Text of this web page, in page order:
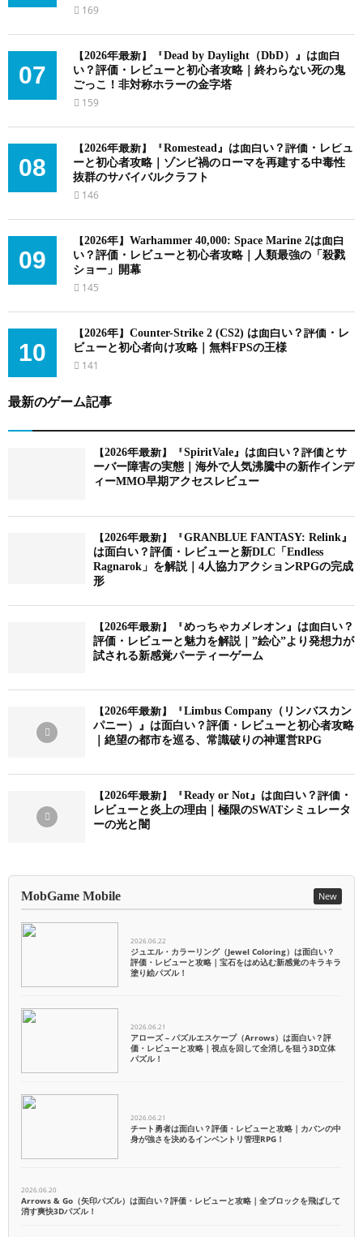
169
07
【2026年最新】『Dead by Daylight（DbD）』は面白
い？評価・レビューと初心者攻略｜終わらない死の鬼
ごっこ！非対称ホラーの金字塔
159
08
【2026年最新】『Romestead』は面白い？評価・レビュ
ーと初心者攻略｜ゾンビ禍のローマを再建する中毒性
抜群のサバイバルクラフト
146
09
【2026年】Warhammer 40,000: Space Marine 2は面白
い？評価・レビューと初心者攻略｜人類最強の「殺戮
ショー」開幕
145
10
【2026年】Counter-Strike 2 (CS2) は面白い？評価・レ
ビューと初心者向け攻略｜無料FPSの王様
141
最新のゲーム記事
【2026年最新】『SpiritVale』は面白い？評価とサ
ーバー障害の実態｜海外で人気沸騰中の新作インデ
ィーMMO早期アクセスレビュー
【2026年最新】『GRANBLUE FANTASY: Relink』
は面白い？評価・レビューと新DLC「Endless
Ragnarok」を解説｜4人協力アクションRPGの完成
形
【2026年最新】『めっちゃカメレオン』は面白い？
評価・レビューと魅力を解説｜”絵心”より発想力が
試される新感覚パーティーゲーム
【2026年最新】『Limbus Company（リンバスカン
パニー）』は面白い？評価・レビューと初心者攻略
｜絶望の都市を巡る、常識破りの神運営RPG
【2026年最新】『Ready or Not』は面白い？評価・
レビューと炎上の理由｜極限のSWATシミュレータ
ーの光と闇
MobGame Mobile New
2026.06.22
ジュエル・カラーリング（Jewel Coloring）は面白い？
評価・レビューと攻略｜宝石をはめ込む新感覚のキラキラ
塗り絵パズル！
2026.06.21
アローズ – パズルエスケープ（Arrows）は面白い？評
価・レビューと攻略｜視点を回して全消しを狙う3D立体
パズル！
2026.06.21
チート勇者は面白い？評価・レビューと攻略｜カバンの中
身が強さを決めるインベントリ管理RPG！
2026.06.20
Arrows & Go（矢印パズル）は面白い？評価・レビューと攻略｜全ブロックを飛ばして
消す爽快3Dパズル！